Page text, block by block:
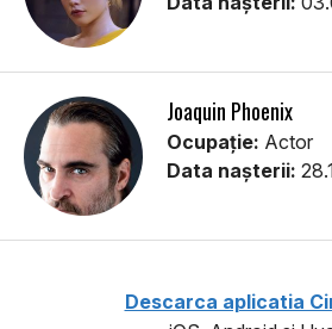
Joaquin Phoenix
Ocupație: Actor
Data nașterii:
Descarca aplicatia